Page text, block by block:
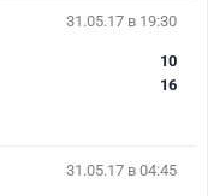
31.05.17 в 19:30
10
16
31.05.17 в 04:45